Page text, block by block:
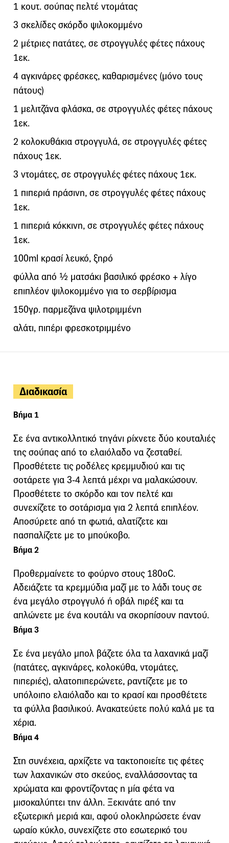
1 κουτ. σούπας πελτέ ντομάτας
3 σκελίδες σκόρδο ψιλοκομμένο
2 μέτριες πατάτες, σε στρογγυλές φέτες πάχους
1εκ.
4 αγκινάρες φρέσκες, καθαρισμένες (μόνο τους
πάτους)
1 μελιτζάνα φλάσκα, σε στρογγυλές φέτες πάχους
1εκ.
2 κολοκυθάκια στρογγυλά, σε στρογγυλές φέτες
πάχους 1εκ.
3 ντομάτες, σε στρογγυλές φέτες πάχους 1εκ.
1 πιπεριά πράσινη, σε στρογγυλές φέτες πάχους
1εκ.
1 πιπεριά κόκκινη, σε στρογγυλές φέτες πάχους
1εκ.
100ml κρασί λευκό, ξηρό
φύλλα από ½ ματσάκι βασιλικό φρέσκο + λίγο
επιπλέον ψιλοκομμένο για το σερβίρισμα
150γρ. παρμεζάνα ψιλοτριμμένη
αλάτι, πιπέρι φρεσκοτριμμένο
Διαδικασία
Βήμα 1
Σε ένα αντικολλητικό τηγάνι ρίχνετε δύο κουταλιές
της σούπας από το ελαιόλαδο να ζεσταθεί.
Προσθέτετε τις ροδέλες κρεμμυδιού και τις
σοτάρετε για 3-4 λεπτά μέχρι να μαλακώσουν.
Προσθέτετε το σκόρδο και τον πελτέ και
συνεχίζετε το σοτάρισμα για 2 λεπτά επιπλέον.
Αποσύρετε από τη φωτιά, αλατίζετε και
πασπαλίζετε με το μπούκοβο.
Βήμα 2
Προθερμαίνετε το φούρνο στους 180οC.
Αδειάζετε τα κρεμμύδια μαζί με το λάδι τους σε
ένα μεγάλο στρογγυλό ή οβάλ πιρέξ και τα
απλώνετε με ένα κουτάλι να σκορπίσουν παντού.
Βήμα 3
Σε ένα μεγάλο μπολ βάζετε όλα τα λαχανικά μαζί
(πατάτες, αγκινάρες, κολοκύθα, ντομάτες,
πιπεριές), αλατοπιπερώνετε, ραντίζετε με το
υπόλοιπο ελαιόλαδο και το κρασί και προσθέτετε
τα φύλλα βασιλικού. Ανακατεύετε πολύ καλά με τα
χέρια.
Βήμα 4
Στη συνέχεια, αρχίζετε να τακτοποιείτε τις φέτες
των λαχανικών στο σκεύος, εναλλάσσοντας τα
χρώματα και φροντίζοντας η μία φέτα να
μισοκαλύπτει την άλλη. Ξεκινάτε από την
εξωτερική μεριά και, αφού ολοκληρώσετε έναν
ωραίο κύκλο, συνεχίζετε στο εσωτερικό του